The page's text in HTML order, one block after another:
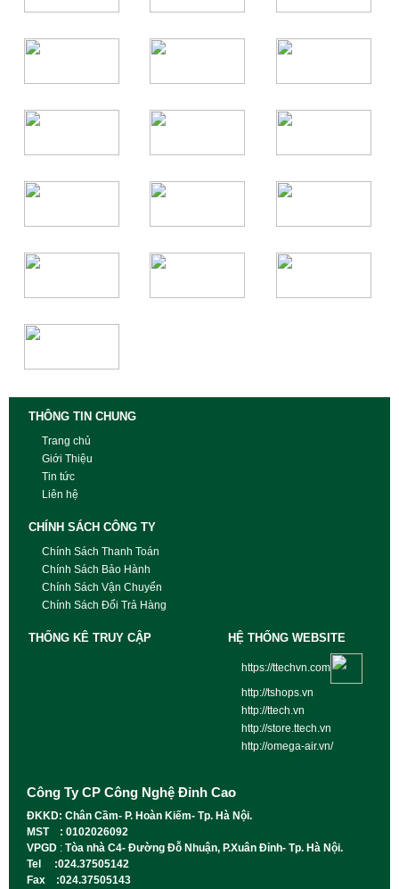
THÔNG TIN CHUNG
Trang chủ
Giới Thiệu
Tin tức
Liên hệ
CHÍNH SÁCH CÔNG TY
Chính Sách Thanh Toán
Chính Sách Bảo Hành
Chính Sách Vận Chuyển
Chính Sách Đổi Trả Hàng
THỐNG KÊ TRUY CẬP HỆ THỐNG WEBSITE
https://ttechvn.com
http://tshops.vn
http://ttech.vn
http://store.ttech.vn
http://omega-air.vn/
Công Ty CP Công Nghệ Đỉnh Cao
ĐKKD: Chân Cầm- P. Hoàn Kiếm- Tp. Hà Nội.
MST : 0102026092
VPGD : Tòa nhà C4- Đường Đỗ Nhuận, P.Xuân Đỉnh- Tp. Hà Nội.
Tel :024.37505142
Fax :024.37505143